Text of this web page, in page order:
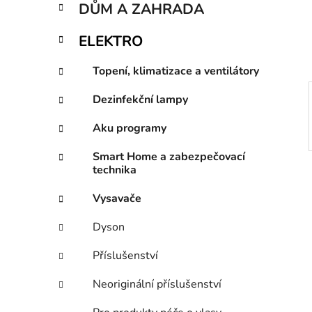
í
p
n
l
DŮM A ZAHRADA
ELEKTRO
Topení, klimatizace a ventilátory
Dezinfekční lampy
Aku programy
Smart Home a zabezpečovací
technika
Vysavače
Dyson
Příslušenství
Neoriginální příslušenství